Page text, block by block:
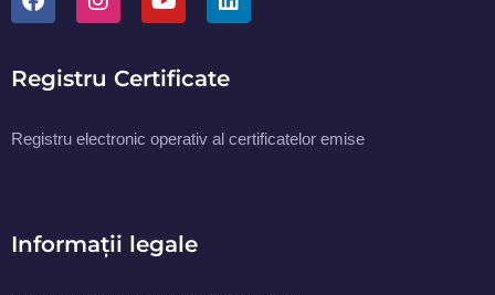
Registru Certificate
Registru electronic operativ al certificatelor emise
Informații legale